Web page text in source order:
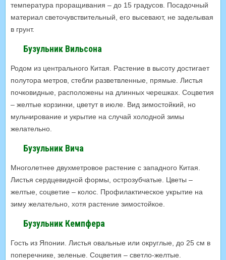
температура проращивания – до 15 градусов. Посадочный
материал светочувствительный, его высевают, не заделывая
в грунт.
Бузульник Вильсона
Родом из центрального Китая. Растение в высоту достигает
полутора метров, стебли разветвленные, прямые. Листья
почковидные, расположены на длинных черешках. Соцветия
– желтые корзинки, цветут в июле. Вид зимостойкий, но
мульчирование и укрытие на случай холодной зимы
желательно.
Бузульник Вича
Многолетнее двухметровое растение с западного Китая.
Листья сердцевидной формы, острозубчатые. Цветы –
желтые, соцветие – колос. Профилактическое укрытие на
зиму желательно, хотя растение зимостойкое.
Бузульник Кемпфера
Гость из Японии. Листья овальные или округлые, до 25 см в
поперечнике, зеленые. Соцветия – светло-желтые.